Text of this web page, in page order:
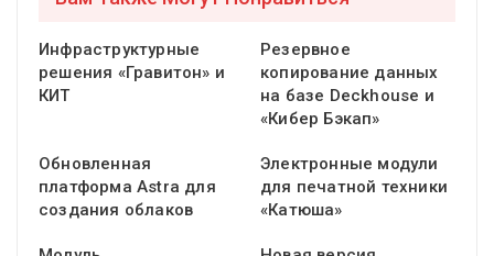
Инфраструктурные
решения «Гравитон» и
КИТ
Резервное
копирование данных
на базе Deckhouse и
«Кибер Бэкап»
Обновленная
платформа Astra для
создания облаков
Электронные модули
для печатной техники
«Катюша»